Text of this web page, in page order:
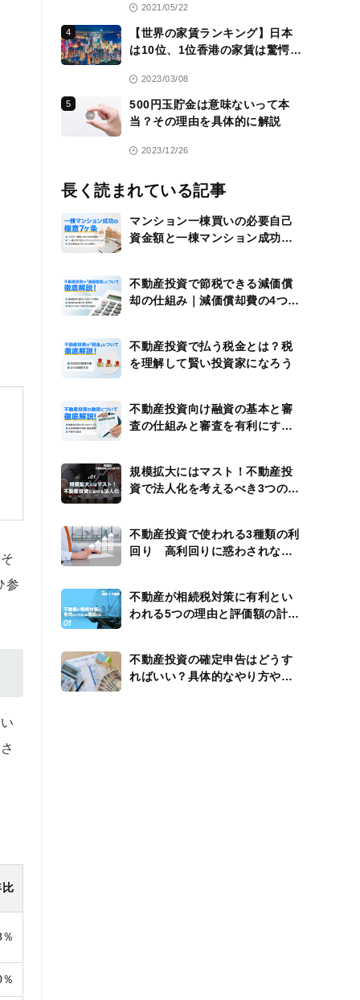
参
比
2021/05/22
4
【世界の家賃ランキング】日本
は10位、1位香港の家賃は驚愕
2023/03/08
5
500円玉貯金は意味ないって本
当？その理由を具体的に解説
2023/12/26
長く読まれている記事
マンション一棟買いの必要自己
資金額と一棟マンション成功の
不動産投資で節税できる減価償
却の仕組み｜減価償却費の4つの
不動産投資で払う税金とは？税
を理解して賢い投資家になろう
不動産投資向け融資の基本と審
査の仕組みと審査を有利にする
規模拡大にはマスト！不動産投
資で法人化を考えるべき3つのタ
不動産投資で使われる3種類の利
回り 高利回りに惑わされない
不動産が相続税対策に有利とい
われる5つの理由と評価額の計算
不動産投資の確定申告はどうす
ればいい？具体的なやり方や還